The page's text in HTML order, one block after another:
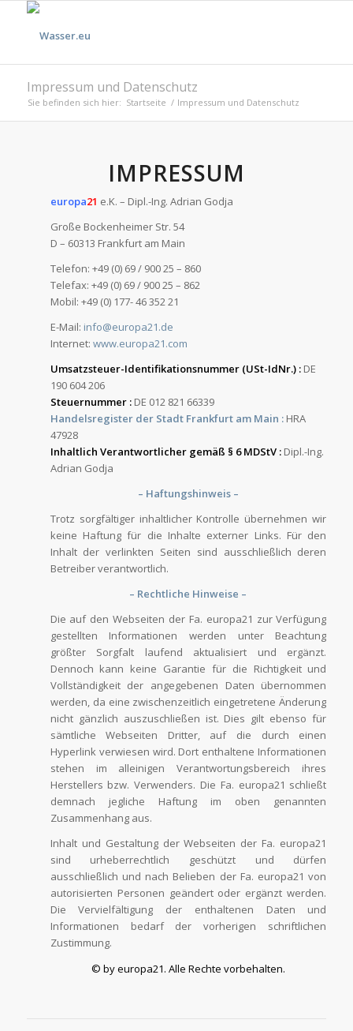
Impressum und Datenschutz
Sie befinden sich hier: Startseite / Impressum und Datenschutz
IMPRESSUM
europa21 e.K. – Dipl.-Ing. Adrian Godja
Große Bockenheimer Str. 54
D – 60313 Frankfurt am Main
Telefon: +49 (0) 69 / 900 25 – 860
Telefax: +49 (0) 69 / 900 25 – 862
Mobil: +49 (0) 177- 46 352 21
E-Mail: info@europa21.de
Internet: www.europa21.com
Umsatzsteuer-Identifikationsnummer (USt-IdNr.) :DE
190 604 206
Steuernummer :DE 012 821 66339
Handelsregister der Stadt Frankfurt am Main : HRA
47928
Inhaltlich Verantwortlicher gemäß § 6 MDStV :Dipl.-Ing.
Adrian Godja
– Haftungshinweis –
Trotz sorgfältiger inhaltlicher Kontrolle übernehmen wir
keine Haftung für die Inhalte externer Links. Für den
Inhalt der verlinkten Seiten sind ausschließlich deren
Betreiber verantwortlich.
– Rechtliche Hinweise –
Die auf den Webseiten der Fa. europa21 zur Verfügung
gestellten Informationen werden unter Beachtung
größter Sorgfalt laufend aktualisiert und ergänzt.
Dennoch kann keine Garantie für die Richtigkeit und
Vollständigkeit der angegebenen Daten übernommen
werden, da eine zwischenzeitlich eingetretene Änderung
nicht gänzlich auszuschließen ist. Dies gilt ebenso für
sämtliche Webseiten Dritter, auf die durch einen
Hyperlink verwiesen wird. Dort enthaltene Informationen
stehen im alleinigen Verantwortungsbereich ihres
Herstellers bzw. Verwenders. Die Fa. europa21 schließt
demnach jegliche Haftung im oben genannten
Zusammenhang aus.
Inhalt und Gestaltung der Webseiten der Fa. europa21
sind urheberrechtlich geschützt und dürfen
ausschließlich und nach Belieben der Fa. europa21 von
autorisierten Personen geändert oder ergänzt werden.
Die Vervielfältigung der enthaltenen Daten und
Informationen bedarf der vorherigen schriftlichen
Zustimmung.
© by europa21. Alle Rechte vorbehalten.